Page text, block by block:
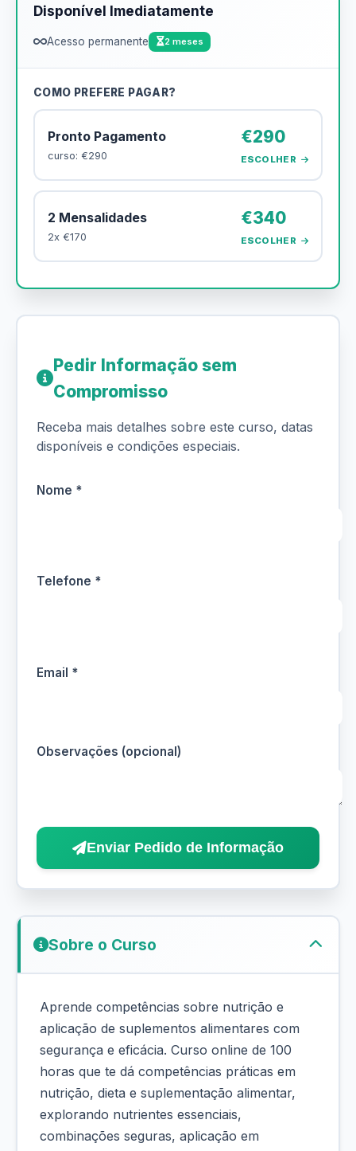
Disponível Imediatamente
Acesso permanente 2 meses
COMO PREFERE PAGAR?
Pronto Pagamento
curso: €290
€290
ESCOLHER
2 Mensalidades
2x €170
€340
ESCOLHER
Pedir Informação sem
Compromisso
Receba mais detalhes sobre este curso, datas
disponíveis e condições especiais.
Nome *
Telefone *
Email *
Observações (opcional)
Enviar Pedido de Informação
Sobre o Curso
Aprende competências sobre nutrição e
aplicação de suplementos alimentares com
segurança e eficácia. Curso online de 100
horas que te dá competências práticas em
nutrição, dieta e suplementação alimentar,
explorando nutrientes essenciais,
combinações seguras, aplicação em